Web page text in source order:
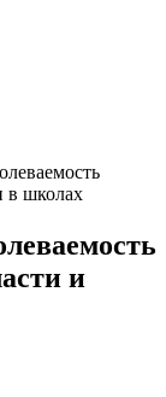
в школах
и